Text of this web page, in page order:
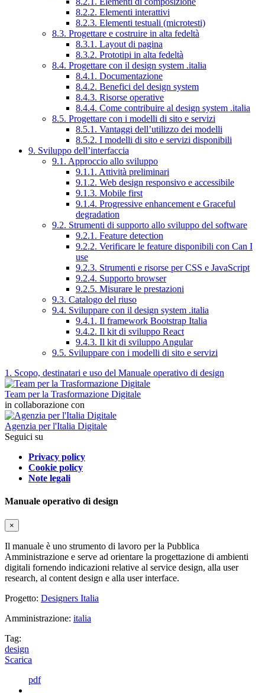
8.2.2. Elementi interattivi
8.2.3. Elementi testuali (microtesti)
8.3. Progettare e costruire in alta fedeltà
8.3.1. Layout di pagina
8.3.2. Prototipi in alta fedeltà
8.4. Progettare con il design system .italia
8.4.1. Documentazione
8.4.2. Benefici del design system
8.4.3. Risorse operative
8.4.4. Come contribuire al design system .italia
8.5. Progettare con i modelli di sito e servizi
8.5.1. Vantaggi dell’utilizzo dei modelli
8.5.2. I modelli di sito e servizi disponibili
9. Sviluppo dell’interfaccia
9.1. Approccio allo sviluppo
9.1.1. Attività preliminari
9.1.2. Web design responsivo e accessibile
9.1.3. Mobile first
9.1.4. Progressive enhancement e Graceful
degradation
9.2. Strumenti di supporto allo sviluppo del software
9.2.1. Feature detection
9.2.2. Verificare le feature disponibili con Can I
use
9.2.3. Strumenti e risorse per CSS e JavaScript
9.2.4. Supporto browser
9.2.5. Misurare le prestazioni
9.3. Catalogo del riuso
9.4. Sviluppare con il design system .italia
9.4.1. Il framework Bootstrap Italia
9.4.2. Il kit di sviluppo React
9.4.3. Il kit di sviluppo Angular
9.5. Sviluppare con i modelli di sito e servizi
1. Scopo, destinatari e uso del Manuale operativo di design
Team per la Trasformazione Digitale
in collaborazione con
Agenzia per l'Italia Digitale
Seguici su
Privacy policy
Cookie policy
Note legali
Manuale operativo di design
×
Il manuale è uno strumento di lavoro per la Pubblica
Amministrazione e serve ad orientare la progettazione di ambienti
digitali fornendo indicazioni relative al service design, alla user
research, al content design e alla user interface.
Progetto: Designers Italia
Amministrazione: italia
Tag:
design
Scarica
pdf